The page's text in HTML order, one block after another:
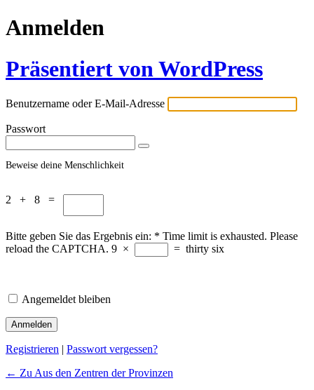
Anmelden
Präsentiert von WordPress
Benutzername oder E-Mail-Adresse
Passwort
Beweise deine Menschlichkeit
2 + 8 =
Bitte geben Sie das Ergebnis ein: * Time limit is exhausted. Please
reload the CAPTCHA. 9 × = thirty six
Angemeldet bleiben
Registrieren
Passwort vergessen?
← Zu Aus den Zentren der Provinzen